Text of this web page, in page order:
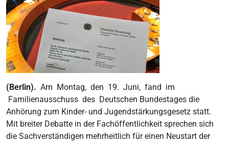
(Berlin). Am Montag, den 19. Juni, fand im
Familienausschuss des Deutschen Bundestages die
Anhörung zum Kinder- und Jugendstärkungsgesetz statt.
Mit breiter Debatte in der Fachöffentlichkeit sprechen sich
die Sachverständigen mehrheitlich für einen Neustart der